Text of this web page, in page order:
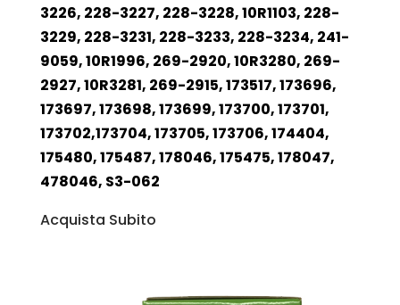
3226, 228-3227, 228-3228, 10R1103, 228-
3229, 228-3231, 228-3233, 228-3234, 241-
9059, 10R1996, 269-2920, 10R3280, 269-
2927, 10R3281, 269-2915, 173517, 173696,
173697, 173698, 173699, 173700, 173701,
173702,173704, 173705, 173706, 174404,
175480, 175487, 178046, 175475, 178047,
478046, S3-062
Acquista Subito